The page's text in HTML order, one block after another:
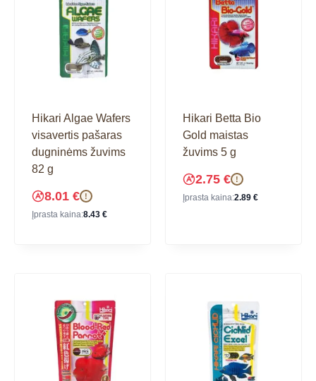
Hikari Algae Wafers
visavertis pašaras
dugninėms žuvims
82 g
8.01 € !
Įprasta kaina:8.43 €
Hikari Betta Bio
Gold maistas
žuvims 5 g
2.75 € !
Įprasta kaina:2.89 €